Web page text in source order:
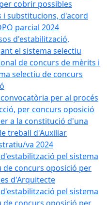
cobrir possibles
i substitucions, d'acord
parcial 2024
d'estabilització,
el sistema selectiu
de concurs de mèrits i
selectiu de concurs
convocatòria per al procés
per concurs oposició
a la constitució d'una
treball d'Auxiliar
va 2024
pel sistema
de concurs oposició per
d'Arquitecte
pel sistema